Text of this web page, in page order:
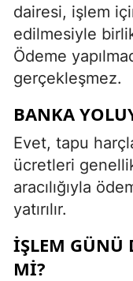
dairesi, işlem
edilmesiyle
Ödeme
gerçekleşmez.
BANKA
Evet, tapu
ücretleri
aracılığıyla
yatırılır.
İŞLEM GÜNÜ
MI?